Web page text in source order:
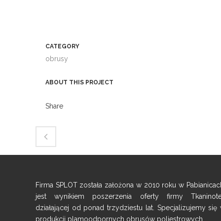
CATEGORY
obrusy
ABOUT THIS PROJECT
Share
Firma SPLOT została założona w 2010 roku w
jest wynikiem poszerzenia oferty firmy
działającej od ponad trzydziestu lat. Specjalizujemy się
produkcji plamoodpornych obrusów poliestrowych.